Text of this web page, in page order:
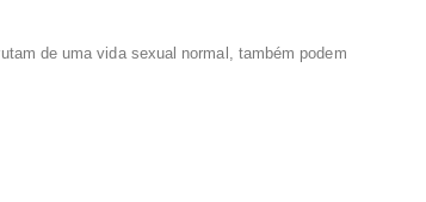
de uma vida sexual normal, também podem